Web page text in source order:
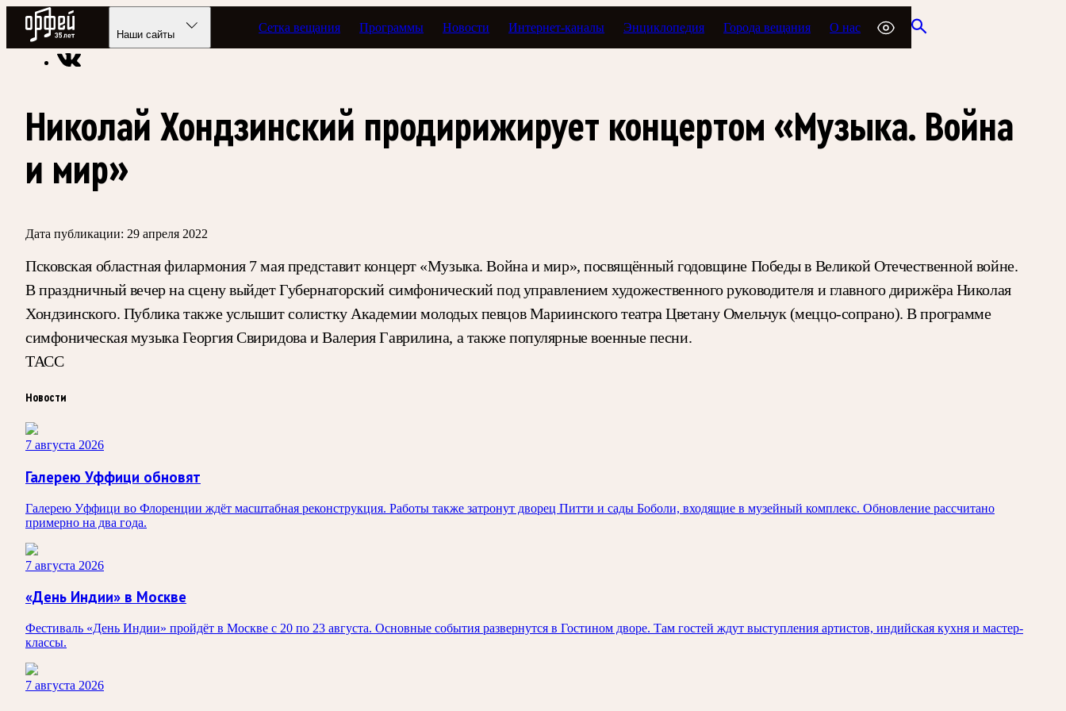
Радио Орфей
Наши сайты
Сетка вещания Программы Новости Интернет-каналы Энциклопедия Города вещания О нас
Радио классической музыки «Орфей» Новости
Николай Хондзинский продирижирует концертом «Музыка. Война
и мир»
Дата публикации: 29 апреля 2022
Псковская областная филармония 7 мая представит концерт «Музыка. Война и мир», посвящённый годовщине Победы в Великой Отечественной войне.
В праздничный вечер на сцену выйдет Губернаторский симфонический под управлением художественного руководителя и главного дирижёра Николая
Хондзинского. Публика также услышит солистку Академии молодых певцов Мариинского театра Цветану Омельчук (меццо-сопрано). В программе
симфоническая музыка Георгия Свиридова и Валерия Гаврилина, а также популярные военные песни.
ТАСС
Новости
7 августа 2026
Галерею Уффици обновят
Галерею Уффици во Флоренции ждёт масштабная реконструкция. Работы также затронут дворец Питти и сады Боболи, входящие в музейный комплекс. Обновление рассчитано
примерно на два года.
7 августа 2026
«День Индии» в Москве
Фестиваль «День Индии» пройдёт в Москве с 20 по 23 августа. Основные события развернутся в Гостином дворе. Там гостей ждут выступления артистов, индийская кухня и мастер-
классы.
7 августа 2026